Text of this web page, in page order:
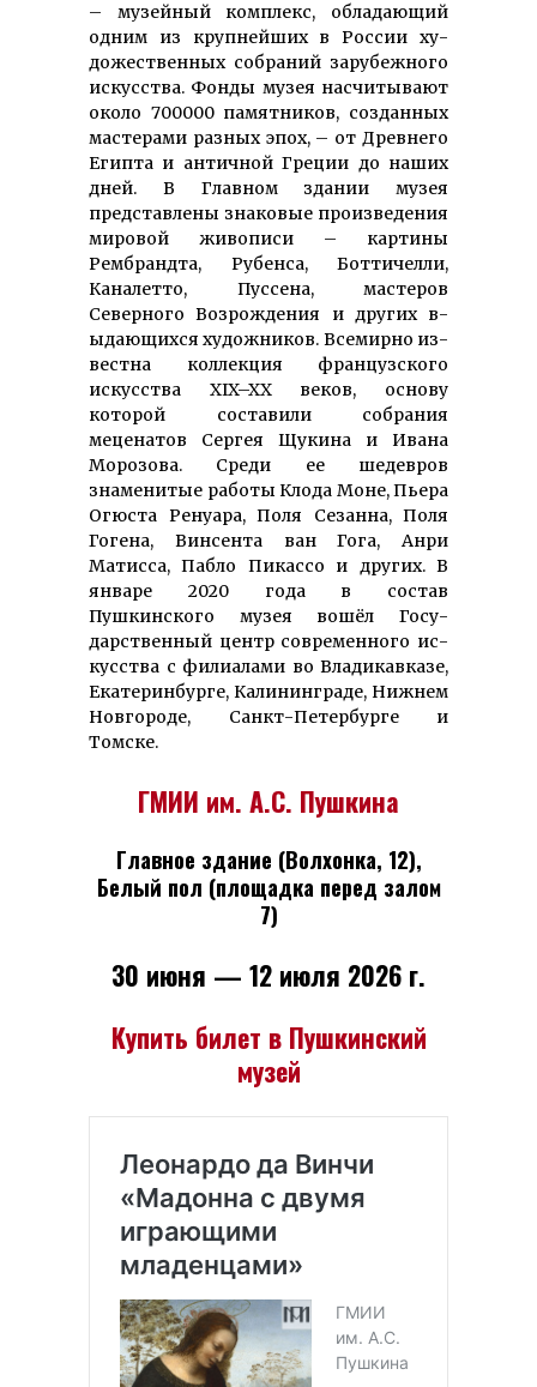
– му­зейный комп­лекс, обла­дающий
одним из крупнейших в Рос­сии ху­
доже­ствен­ных собраний за­рубежного
искусства. Фонды музея насчитывают
около 700000 па­мятников, создан­ных
мастерами раз­ных эпох, – от Древнего
Египта и античной Греции до наших
дней. В Главном здании музея
представлены знаковые произ­веде­ния
ми­ровой жи­вописи – картины
Рембрандта, Рубенса, Боттичелли,
Каналетто, Пуссена, мастеров
Северного Возрождения и других в­
ыдающих­ся ху­дожников. Все­мирно из­
вестна кол­лекция фран­цузского
искусства XIX–XX веков, основу
которой составили собрания
меценатов Сергея Щукина и Ивана
Морозова. Среди ее шедевров
знаменитые работы Клода Моне, Пьера
Огюста Ренуара, Поля Сезанна, По­ля
Го­гена, Вин­сента ван Гога, Анри
Матисса, Пабло Пикассо и других. В
январе 2020 года в состав
Пушкинского музея вошёл Госу­
дарствен­ный центр со­вре­менного ис­
кусства с фи­лиалами во Вла­дикавказе,
Ека­теринбурге, Ка­лининграде, Нижнем
Нов­городе, Санкт-Пе­тербурге и
Томске.
ГМИИ им. А.С. Пушкина
Главное здание (Волхонка, 12),
Белый пол (площадка перед залом
7)
30 июня — 12 июля 2026 г.
Купить билет в Пушкинский
музей